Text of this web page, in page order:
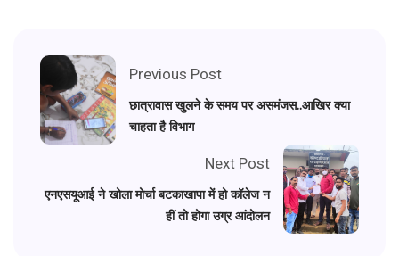
Previous Post
छात्रावास खुलने के समय पर असमंजस..आखिर क्या
चाहता है विभाग
Next Post
एनएसयूआई ने खोला मोर्चा बटकाखापा में हो कॉलेज न
हीं तो होगा उग्र आंदोलन